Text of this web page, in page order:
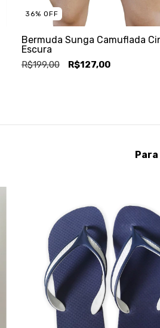
36% OFF
Bermuda Sunga Camuflada
Escura
R$199,00 R$127,00